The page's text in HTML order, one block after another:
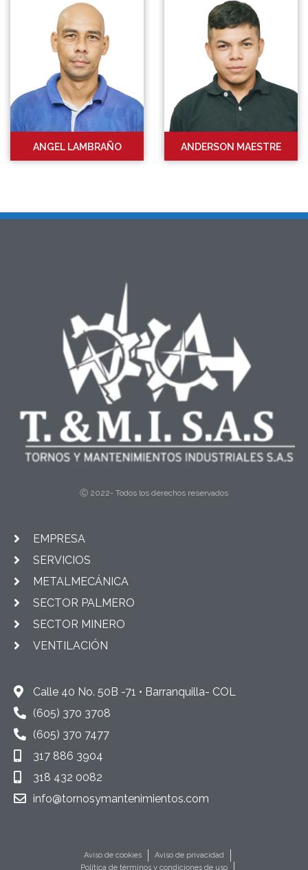
ANGEL LAMBRAÑO ANDERSON MAESTRE
Ⓒ 2022- Todos los derechos reservados
EMPRESA
SERVICIOS
METALMECÁNICA
SECTOR PALMERO
SECTOR MINERO
VENTILACIÓN
Calle 40 No. 50B -71 • Barranquilla- COL
(605) 370 3708
(605) 370 7477
317 886 3904
318 432 0082
info@tornosymantenimientos.com
Aviso de cookies
Aviso de privacidad
Política de términos y condiciones de uso